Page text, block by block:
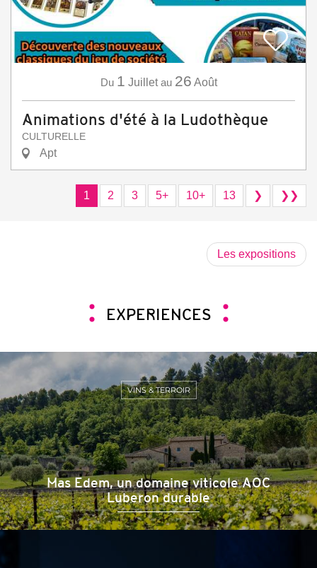
Du 1 Juillet au 26 Août
Animations d'été à la Ludothèque
CULTURELLE
Apt
1 2 3 5+ 10+ 13 ❯ ❯❯
Les expositions
EXPERIENCES
Mas Edem, un domaine viticole AOC
Luberon durable
VINS & TERROIR